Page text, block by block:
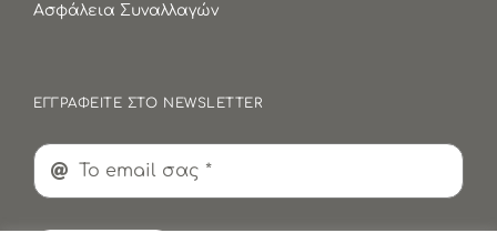
Ασφάλεια Συναλλαγών
ΕΓΓΡΑΦΕΙΤΕ ΣΤΟ NEWSLETTER